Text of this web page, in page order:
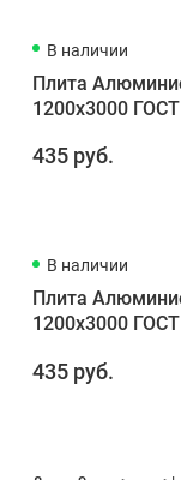
В наличии
Плита
1200х3000
435 руб.
В наличии
Плита
1200х3000
435 руб.